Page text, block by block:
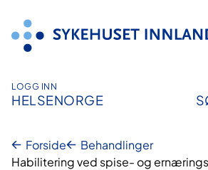
innhold
LOGG INN
HELSENORGE
Forside
Behandlinger
Habilitering ved spise- og